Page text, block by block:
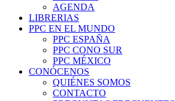
AGENDA
LIBRERIAS
PPC EN EL MUNDO
PPC ESPAÑA
PPC CONO SUR
PPC MÉXICO
CONÓCENOS
QUIÉNES SOMOS
CONTACTO